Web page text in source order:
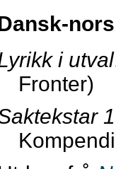
i utval
Fronter)